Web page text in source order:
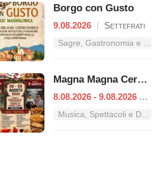
Borgo con Gusto
9.08.2026 | Settefrati
Sagre, Gastronomia e Tradizioni nel Lazio
Magna Magna Cervaro
8.08.2026 - 9.08.2026 |
Musica, Spettacoli e Danza nel Lazio